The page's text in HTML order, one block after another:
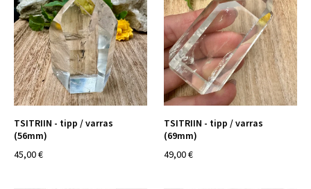
TSITRIIN - tipp / varras
(56mm)
45,00 €
TSITRIIN - tipp / varras
(69mm)
49,00 €